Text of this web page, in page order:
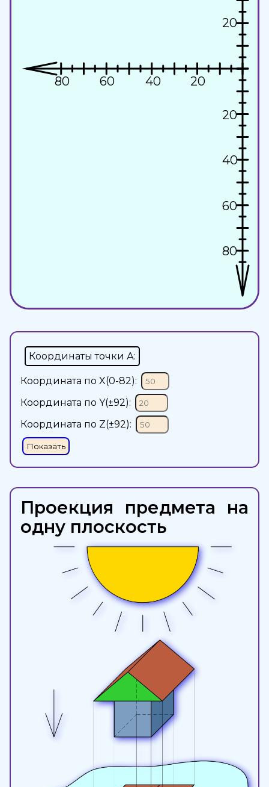
Координаты точки А:
Координата по X(0-82):
Координата по Y(±92):
Координата по Z(±92):
Показать
Проекция предмета на
одну плоскость